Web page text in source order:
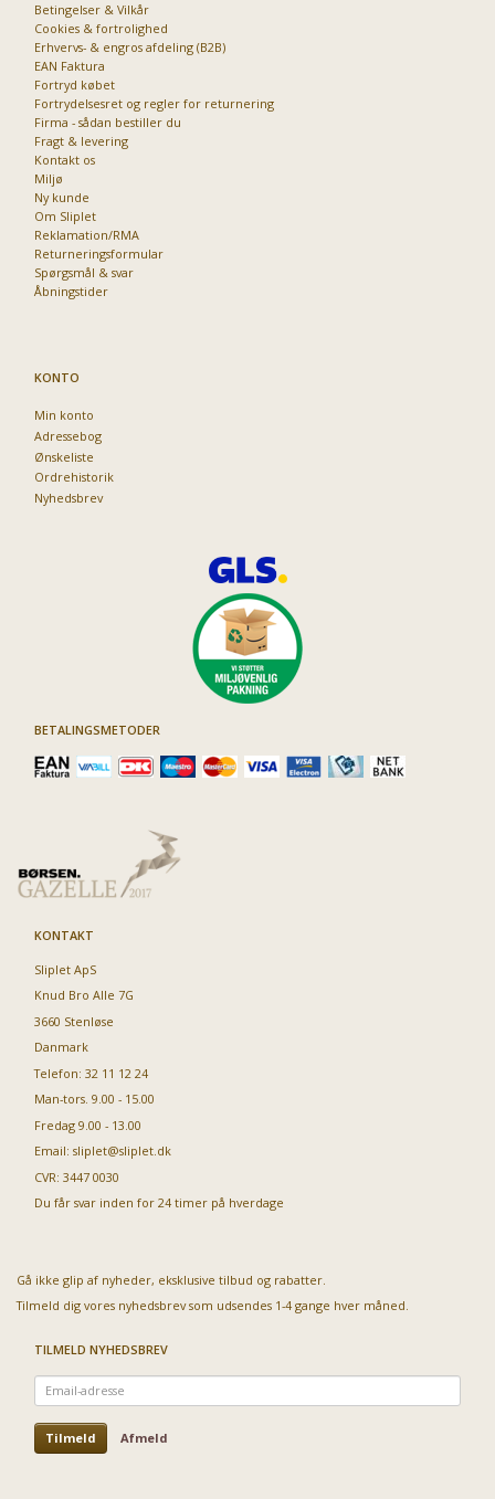
Betingelser & Vilkår
Cookies & fortrolighed
Erhvervs- & engros afdeling (B2B)
EAN Faktura
Fortryd købet
Fortrydelsesret og regler for returnering
Firma - sådan bestiller du
Fragt & levering
Kontakt os
Miljø
Ny kunde
Om Sliplet
Reklamation/RMA
Returneringsformular
Spørgsmål & svar
Åbningstider
KONTO
Min konto
Adressebog
Ønskeliste
Ordrehistorik
Nyhedsbrev
BETALINGSMETODER
KONTAKT
Sliplet ApS
Knud Bro Alle 7G
3660 Stenløse
Danmark
Telefon: 32 11 12 24
Man-tors. 9.00 - 15.00
Fredag 9.00 - 13.00
Email: sliplet@sliplet.dk
CVR: 3447 0030
Du får svar inden for 24 timer på hverdage
Gå ikke glip af nyheder, eksklusive tilbud og rabatter.
Tilmeld dig vores nyhedsbrev som udsendes 1-4 gange hver måned.
TILMELD NYHEDSBREV
Email-
adresse
Tilmeld Afmeld